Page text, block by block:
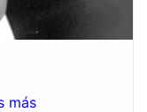
más